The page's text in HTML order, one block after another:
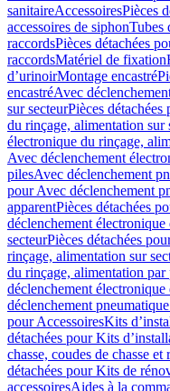
sanitaireAccessoiresPièces
accessoires de siphonTubes
raccordsPièces détachées
raccordsMatériel de fixation
dʼurinoirMontage encastré
encastréAvec
sur secteurPièces
du rinçage, alimentation sur
électronique du rinçage,
Avec déclenchement
pilesAvec déclenchement
pour Avec déclenchement
apparentPièces détachées
déclenchement
secteurPièces détachées
rinçage, alimentation sur
du rinçage, alimentation par
déclenchement
déclenchement
pour AccessoiresKits
détachées pour Kits
chasse, coudes de chasse et
détachées pour Kits de
accessoiresAides à la